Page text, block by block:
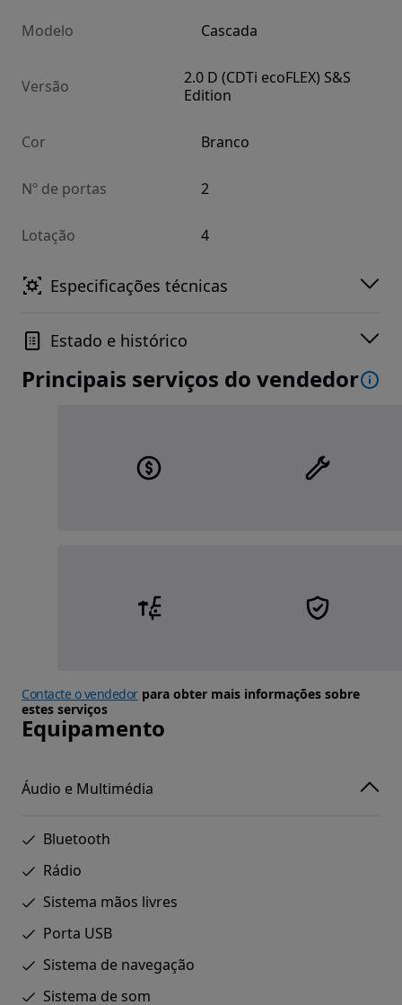
Modelo Cascada
Versão
2.0 D (CDTi ecoFLEX) S&S
Edition
Cor Branco
Nº de portas 2
Lotação 4
Especificações técnicas
Estado e histórico
Principais serviços do vendedor
Contacte o vendedorpara obter mais informações sobre
estes serviços
Equipamento
Áudio e Multimédia
Bluetooth
Rádio
Sistema mãos livres
Porta USB
Sistema de navegação
Sistema de som